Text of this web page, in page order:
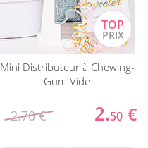
Mini Distributeur à Chewing-
Gum Vide
2.70 € 2.50 €